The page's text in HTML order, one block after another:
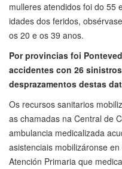
mulleres atendidos foi do 55
idades dos feridos,
os 20 e os 39 anos.
Por provincias foi
accidentes con 26
desprazamentos destas
Os recursos sanitarios
as chamadas na Central de
ambulancia medicalizada
asistenciais mobilizáronse
Atención Primaria que